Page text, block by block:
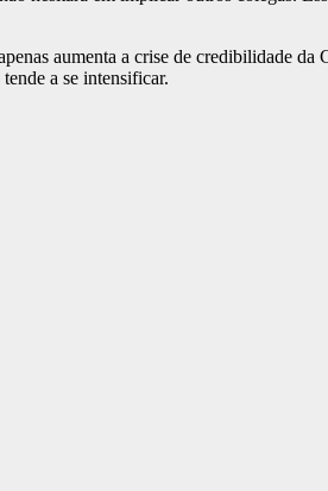
aumenta a crise de credibilidade
a se intensificar.